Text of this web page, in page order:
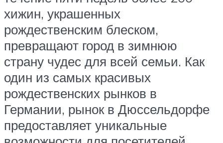
хижин, украшенных
рождественским блеском,
превращают город в зимнюю
страну чудес для всей семьи. Как
один из самых красивых
рождественских рынков в
Германии, рынок в Дюссельдорфе
предоставляет уникальные